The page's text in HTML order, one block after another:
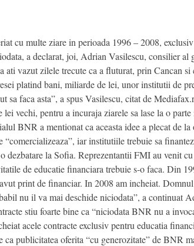
cu multe ziare in perioada 1996 – 2008,
a declarat, joi, Adrian Vasilescu, consilier
ati vazut zilele trecute ca a fluturat, prin Cancan
platind bani, miliarde de lei, unor institutii de
faca asta”, a spus Vasilescu, citat de
vechi, pentru a incuraja ziarele sa lase la o
BNR a mentionat ca aceasta idee a plecat de
iar institutiile trebuie sa
la Sofia. Reprezentantii FMI au venit
de educatie financiara trebuie s-o faca. Din
print de financiar. In 2008 am incheiat.
nu il va mai deschide niciodata”, a continuat
stiu foarte bine ca “niciodata BNR nu a
acele contracte exclusiv pentru educatia
ca publicitatea oferita “cu generozitate” de BNR